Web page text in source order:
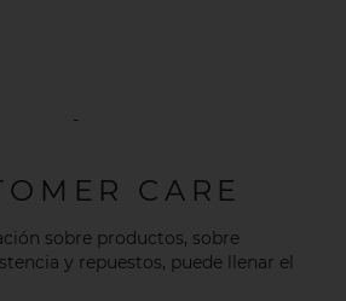
-
CARE
sobre productos, sobre
y repuestos, puede llenar el